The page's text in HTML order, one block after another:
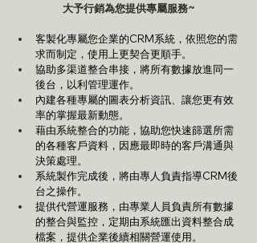
大予行銷為您提供專屬服務~
客製化專屬您企業的CRM系統，依照您的需
求而制定，使用上更契合更順手。
協助多渠道整合串接，將所有數據放進同一
後台，以利管理運作。
內建各種專屬的圖表分析資訊、讓您更有效
率的掌握最新動態。
藉由系統整合的功能，協助您快速篩選所需
的各種客戶資料，因應最即時的客戶溝通與
決策處理。
系統製作完成後，將由專人負責指導CRM後
台之操作。
提供代營運服務，由專業人員負責所有數據
的整合與監控，定期由系統匯出資料整合成
檔案，提供企業後續相關營運使用。